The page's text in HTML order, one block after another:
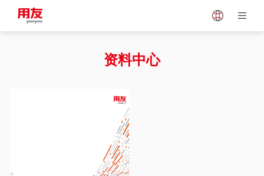
Vietnam
资料中心